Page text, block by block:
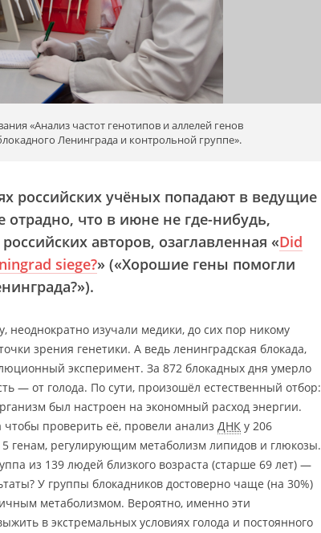
«Анализ частот генотипов и аллелей генов
Ленинграда и контрольной группе».
российских учёных попадают в ведущие
что в июне не где-нибудь,
авторов, озаглавленная «Did
siege?» («Хорошие гены помогли
неоднократно изучали медики, до сих пор никому
зрения генетики. А ведь ленинградская блокада,
эксперимент. За 872 блокадных дня умерло
— от голода. По сути, произошёл естественный отбор:
был настроен на экономный расход энергии.
чтобы проверить её, провели анализ ДНК у 206
генам, регулирующим метаболизм липидов и глюкозы.
из 139 людей близкого возраста (старше 69 лет) —
У группы блокадников достоверно чаще (на 30%)
метаболизмом. Вероятно, именно эти
в экстремальных условиях голода и постоянного